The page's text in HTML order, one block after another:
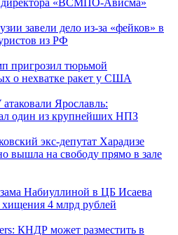
«ВСМПО-Ависма»
завели дело из-за «фейков» в
из РФ
пригрозил тюрьмой
о нехватке ракет у США
Ярославль:
один из крупнейших НПЗ
экс-депутат Харадизе
вышла на свободу прямо в зале
Набиуллиной в ЦБ Исаева
4 млрд рублей
КНДР может разместить в